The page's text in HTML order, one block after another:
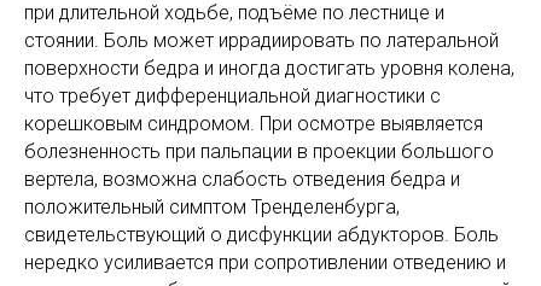
при длительной ходьбе, подъёме по лестнице и
стоянии. Боль может иррадиировать по латеральной
поверхности бедра и иногда достигать уровня колена,
что требует дифференциальной диагностики с
корешковым синдромом. При осмотре выявляется
болезненность при пальпации в проекции большого
вертела, возможна слабость отведения бедра и
положительный симптом Тренделенбурга,
свидетельствующий о дисфункции абдукторов. Боль
нередко усиливается при сопротивлении отведению и